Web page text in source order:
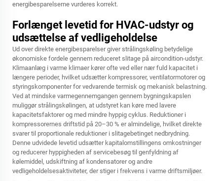
energibesparelserne vurderes korrekt.
Forlænget levetid for HVAC-udstyr og
udsættelse af vedligeholdelse
Ud over direkte energibesparelser giver strålingskøling betydelige
økonomiske fordele gennem reduceret slitage på aircondition-udstyr.
Klimaanlæg i varme klimaer kører ofte ved eller nær fuld kapacitet i
længere perioder, hvilket udsætter kompressorer, ventilatormotorer og
styringskomponenter for vedvarende termisk og mekanisk belastning.
Ved at mindske varmegennemgangen gennem bygningskapslen
muliggør strålingskølingen, at udstyret kan køre med lavere
kapacitetsfaktorer og med mindre hyppig cyklus. Reduktioner i
kompressorernes driftstid på 20–30 % er almindelige, hvilket direkte
svarer til proportionale reduktioner i slitagebetinget nedbrydning.
Denne udvidede levetid udsætter kapitalomstillingens omkostninger
og reducerer hyppigheden af servicebesøg til genfyldning af
kølemiddel, udskiftning af kondensatorer og andre
vedligeholdelsesaktiviteter, der stiger i frekvens i varme driftsmiljøer.